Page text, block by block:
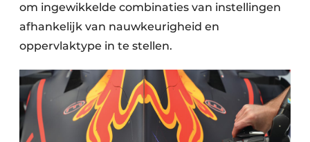
om ingewikkelde combinaties van instellingen
afhankelijk van nauwkeurigheid en
oppervlaktype in te stellen.